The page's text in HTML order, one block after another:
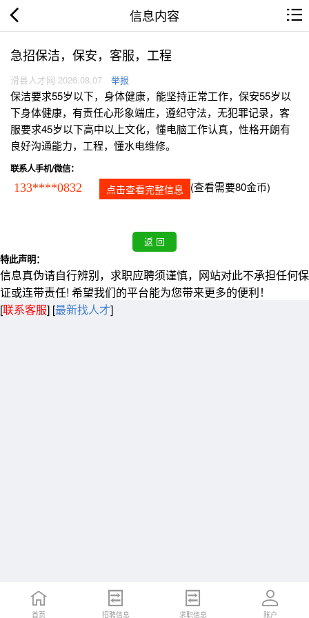
信息内容
急招保洁，保安，客服，工程
滑县人才网 2026.08.07 举报
保洁要求55岁以下，身体健康，能坚持正常工作，保安55岁以
下身体健康，有责任心形象端庄，遵纪守法，无犯罪记录，客
服要求45岁以下高中以上文化，懂电脑工作认真，性格开朗有
良好沟通能力，工程，懂水电维修。
联系人手机/微信：
133****0832 点击查看完整信息 (查看需要80金币)
特此声明：
信息真伪请自行辨别，求职应聘须谨慎，网站对此不承担任何保
证或连带责任! 希望我们的平台能为您带来更多的便利！
[联系客服] [最新找人才]
首页 招聘信息 求职信息 账户